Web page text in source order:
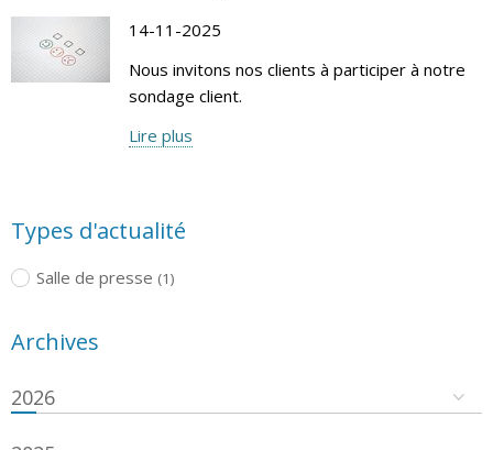
14-11-2025
Nous invitons nos clients à participer à notre
sondage client.
Lire plus
Types d'actualité
Salle de presse (1)
Archives
2026